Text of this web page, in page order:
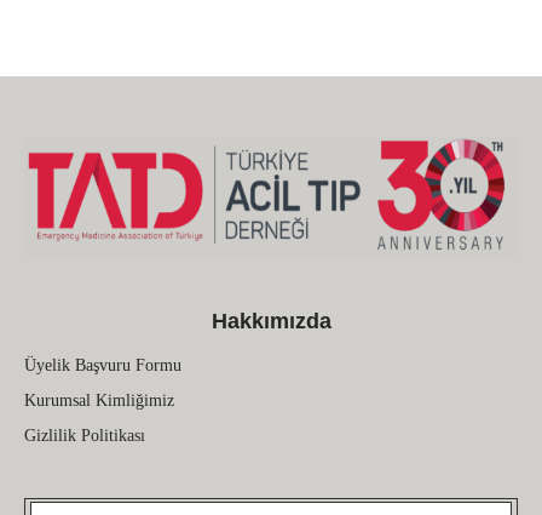
Hakkımızda
Üyelik Başvuru Formu
Kurumsal Kimliğimiz
Gizlilik Politikası